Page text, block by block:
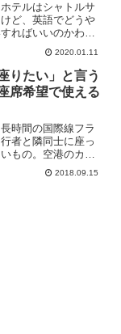
テルはシャトルサ
ど、英語でどうや
ればいいのかわか
ならないように、
をお願いする表現
2020.01.11
りたい」と言う
席希望で使える
時間の国際線フラ
者と隣同士に座っ
もの。空港のカウ
るために使える表
2018.09.15